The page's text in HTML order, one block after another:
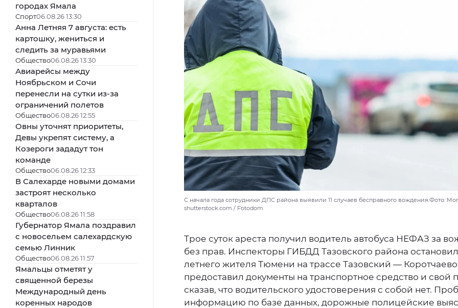
городах Ямала
Спорт06.08.26 13:30
Анна Летняя 7 августа: есть
картошку, жениться и
следить за муравьями
Общество06.08.26 13:30
Авиарейсы между
Ноябрьском и Сочи
перенесли на сутки из-за
ограничений полетов
Общество06.08.26 12:55
Овны уточнят приоритеты,
Девы укрепят систему, а
Козероги зададут тон
команде
Общество06.08.26 12:33
В Салехарде новыми домами
застроят несколько
кварталов
Общество06.08.26 11:58
Губернатор Ямала поздравил
с новосельем салехардскую
семью Линник
Общество06.08.26 11:57
Ямальцы отметят у
священной березы
Международный день
коренных народов
С начала года сотрудники ДПС района выявили 11 случаев бесправного вождения.Фото:
shutterstock.com / Fotodom
Трое суток ареста получил водитель автобуса НЕФАЗ за
без прав. Инспекторы ГИБДД Тазовского района
летнего жителя Тюмени на трассе Тазовский —
предоставил документы на транспортное средство и свой
сказав, что водительского удостоверения с собой нет.
информацию по базе данных, дорожные полицейские